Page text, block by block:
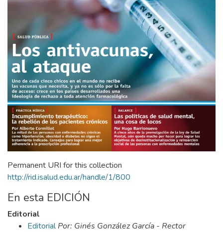
Permanent URI for this collection
http://rid.isalud.edu.ar/handle/1/800
En esta EDICIÓN
Editorial
EditorialPor: Ginés González García - Rector